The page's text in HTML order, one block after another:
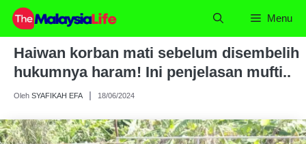
Skip
content
Menu
Haiwan korban mati sebelum disembelih
hukumnya haram! Ini penjelasan mufti..
Oleh SYAFIKAH EFA 18/06/2024